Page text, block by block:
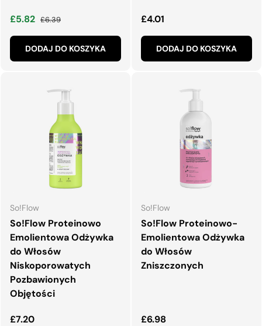
Cena wyprzedaży
£5.82 Normalna cena
£6.39
DODAJ DO KOSZYKA
Normalna cena
£4.01
DODAJ DO KOSZYKA
So!Flow
So!Flow Proteinowo
Emolientowa Odżywka
do Włosów
Niskoporowatych
Pozbawionych
Objętości
Normalna cena
£7.20
So!Flow
So!Flow Proteinowo-
Emolientowa Odżywka
do Włosów
Zniszczonych
Normalna cena
£6.98